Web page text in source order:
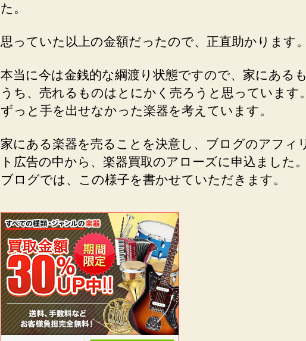
た。
思っていた以上の金額だったので、正直助かります。
本当に今は金銭的な綱渡り状態ですので、家にある
うち、売れるものはとにかく売ろうと思っています
ずっと手を出せなかった楽器を考えています。
家にある楽器を売ることを決意し、ブログのアフィ
ト広告の中から、楽器買取のアローズに申込ました
ブログでは、この様子を書かせていただきます。